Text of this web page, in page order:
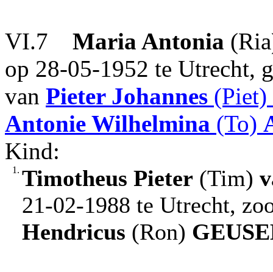
VI.7 Maria Antonia
op 28-05-1952 te Utrecht,
van Pieter Johannes (Piet)
Antonie Wilhelmina (To)
Kind:
1. Timotheus Pieter (Tim)
21-02-1988 te Utrecht,
Hendricus (Ron)